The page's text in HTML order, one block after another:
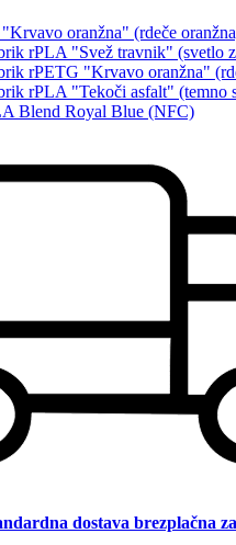
oranžna" (rdeče
rPLA "Svež travnik" (svetlo
rPETG "Krvavo oranžna"
rPLA "Tekoči asfalt" (temno
Blend Royal Blue (NFC)
dostava brezplačna